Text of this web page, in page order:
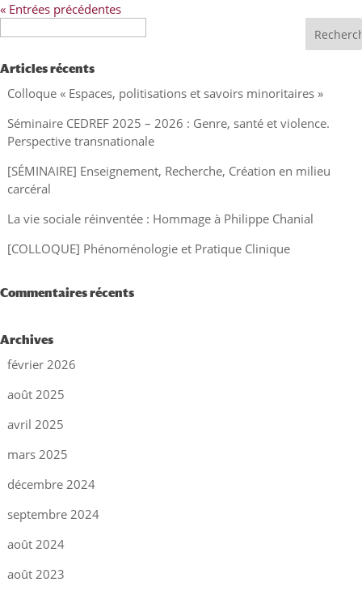
« Entrées précédentes
Articles récents
Colloque « Espaces, politisations et savoirs minoritaires »
Séminaire CEDREF 2025 – 2026 : Genre, santé et violence.
Perspective transnationale
[SÉMINAIRE] Enseignement, Recherche, Création en milieu
carcéral
La vie sociale réinventée : Hommage à Philippe Chanial
[COLLOQUE] Phénoménologie et Pratique Clinique
Commentaires récents
Archives
février 2026
août 2025
avril 2025
mars 2025
décembre 2024
septembre 2024
août 2024
août 2023